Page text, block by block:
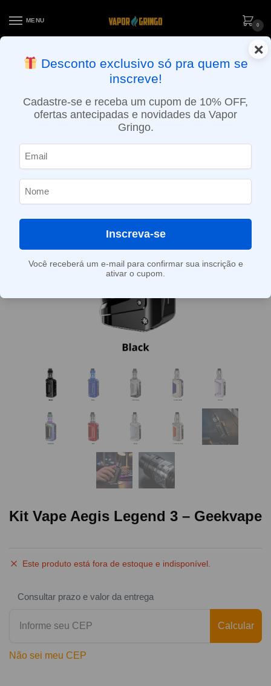
MENU
0
ENTREGA NO MESMO DIA EM SÃO PAULO (SEG A SEX): PEDIDOS
APROVADOS ATÉ 15:30 VIA MOTOBOY
Kit Vape Aegis Legend 3 – Geekvape
Este produto está fora de estoque e indisponível.
Consultar prazo e valor da entrega
Calcular
Não sei meu CEP
×
Desconto exclusivo só pra quem se
inscreve!
Cadastre-se e receba um cupom de 10% OFF,
ofertas antecipadas e novidades da Vapor
Gringo.
Inscreva-se
Você receberá um e-mail para confirmar sua inscrição e
ativar o cupom.